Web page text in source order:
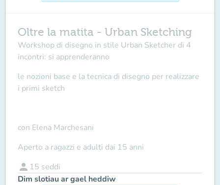
Oltre la matita - Urban Sketching
Workshop di disegno in stile Urban Sketcher di 4
incontri: si apprenderanno
le nozioni base e la tecnica di disegno per realizzare
i primi sketch
con Elena Marchesani
Aperto a ragazzi e adulti dai 15 anni
person 15 seddi
Dim slotiau ar gael heddiw